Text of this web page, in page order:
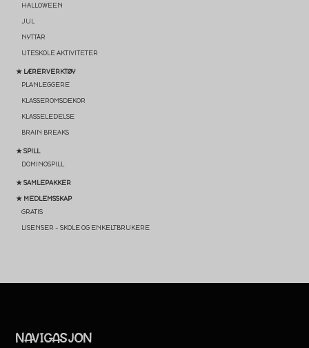
HALLOWEEN
JUL
NYTTÅR
UTESKOLE AKTIVITETER
★ LÆRERVERKTØY
PLANLEGGERE
KLASSEROMSDEKOR
KLASSELEDELSE
BRAIN BREAKS
★ SPILL
DOMINOSPILL
★ SAMLEPAKKER
★ MEDLEMSSKAP
GRATIS
LISENSER – SKOLE OG ENKELTBRUKERE
NAVIGASJON